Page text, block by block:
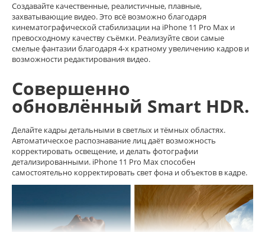
Создавайте качественные, реалистичные, плавные,
захватывающие видео. Это всё возможно благодаря
кинематографической стабилизации на iPhone 11 Pro Max и
превосходному качеству съёмки. Реализуйте свои самые
смелые фантазии благодаря 4-х кратному увеличению кадров и
возможности редактирования видео.
Совершенно
обновлённый Smart HDR.
Делайте кадры детальными в светлых и тёмных областях.
Автоматическое распознавание лиц даёт возможность
корректировать освещение, и делать фотографии
детализированными. iPhone 11 Pro Max способен
самостоятельно корректировать свет фона и объектов в кадре.